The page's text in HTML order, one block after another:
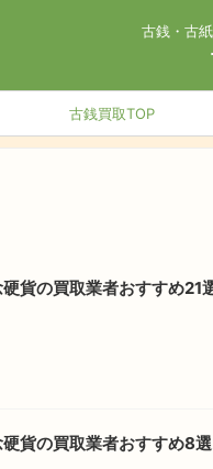
古銭・古
古銭買取TOP
貨の買取業者おすすめ21
硬貨の買取業者おすすめ8選